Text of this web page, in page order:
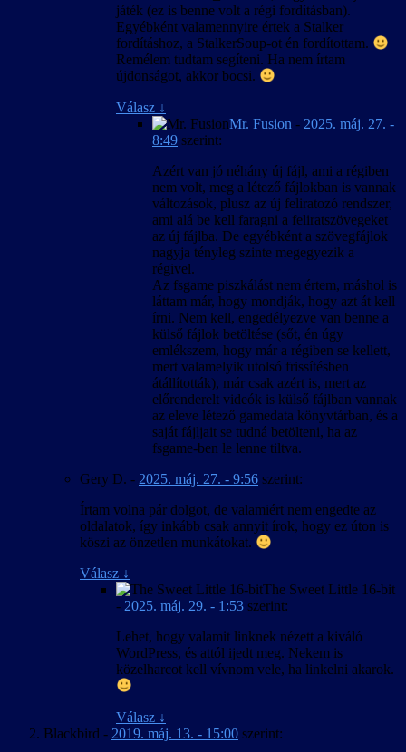
szövegkészlet csak úgy lesz egységes, ha új
játékot indítunk, és nem váltunk nyelvet
közben.
játék (ez is benne volt a régi fordításban).
Egyébként valamennyire értek a Stalker
fordításhoz, a StalkerSoup-ot én fordítottam.
Remélem tudtam segíteni. Ha nem írtam
újdonságot, akkor bocsi.
Válasz ↓
Mr. Fusion - 2025. máj. 27. -
8:49 szerint:
Azért van jó néhány új fájl, ami a régiben
nem volt, meg a létező fájlokban is vannak
változások, plusz az új feliratozó rendszer,
ami alá be kell faragni a feliratszövegeket
az új fájlba. De egyébként a szövegfájlok
nagyja tényleg szinte megegyezik a
régivel.
Az fsgame piszkálást nem értem, máshol is
láttam már, hogy mondják, hogy azt át kell
írni. Nem kell, engedélyezve van benne a
külső fájlok betöltése (sőt, én úgy
emlékszem, hogy már a régiben se kellett,
mert valamelyik utolsó frissítésben
átállították), már csak azért is, mert az
előrenderelt videók is külső fájlban vannak
az eleve létező gamedata könyvtárban, és a
saját fájljait se tudná betölteni, ha az
fsgame-ben le lenne tiltva.
Gery D. - 2025. máj. 27. - 9:56 szerint:
Írtam volna pár dolgot, de valamiért nem engedte az
oldalatok, így inkább csak annyit írok, hogy ez úton is
köszi az önzetlen munkátokat.
Válasz ↓
The Sweet Little 16-bit
- 2025. máj. 29. - 1:53 szerint:
Lehet, hogy valamit linknek nézett a kiváló
WordPress, és attól ijedt meg. Nekem is
közelharcot kell vívnom vele, ha linkelni akarok.
Válasz ↓
Blackbird - 2019. máj. 13. - 15:00 szerint: